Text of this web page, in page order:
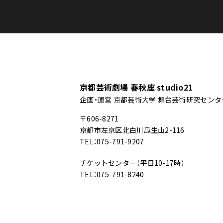
京都芸術劇場 春秋座 studio21
企画・運営 京都芸術大学 舞台芸術研究セン
〒606-8271
京都市左京区北白川瓜生山2-116
TEL：075-791-9207
チケットセンター（平日10-17時）
TEL：075-791-8240